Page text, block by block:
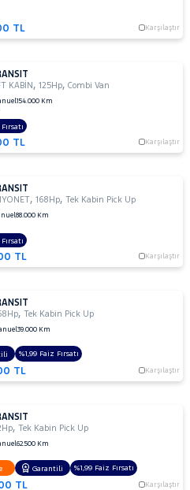
TL Karşılaştır
KABİN ,125Hp,Combi Van
154.000 Km
TL Karşılaştır
,168Hp,Tek Kabin Pick Up
88.000 Km
TL Karşılaştır
,Tek Kabin Pick Up
39.000 Km
TL Karşılaştır
%1,99 Faiz Fırsatı
,Tek Kabin Pick Up
62.500 Km
TL Karşılaştır
Garantili %1,99 Faiz Fırsatı